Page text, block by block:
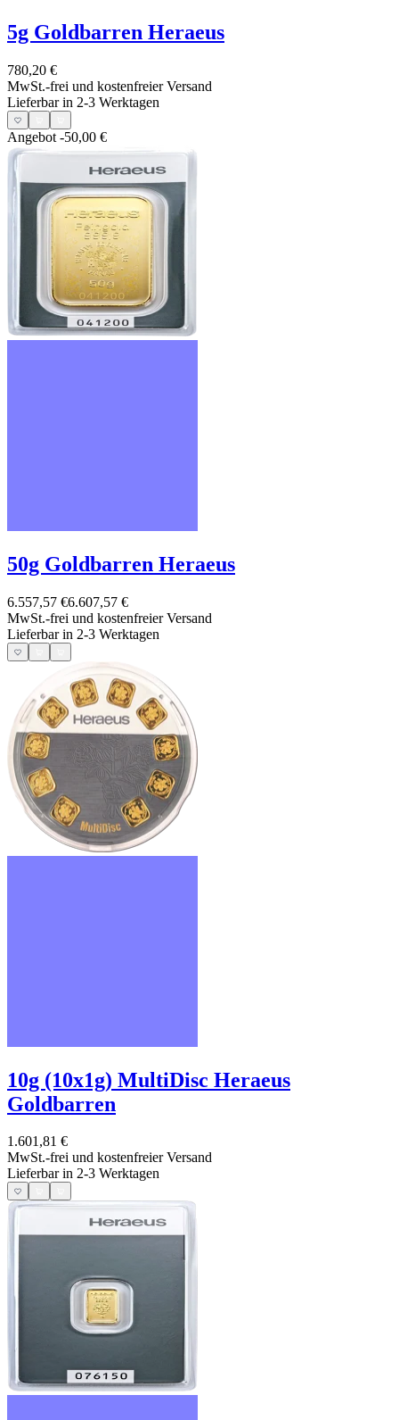
5g Goldbarren Heraeus
780,20 €
MwSt.-frei und kostenfreier Versand
Lieferbar in 2-3 Werktagen
Angebot -50,00 €
50g Goldbarren Heraeus
6.557,57 €6.607,57 €
MwSt.-frei und kostenfreier Versand
Lieferbar in 2-3 Werktagen
10g (10x1g) MultiDisc Heraeus
Goldbarren
1.601,81 €
MwSt.-frei und kostenfreier Versand
Lieferbar in 2-3 Werktagen